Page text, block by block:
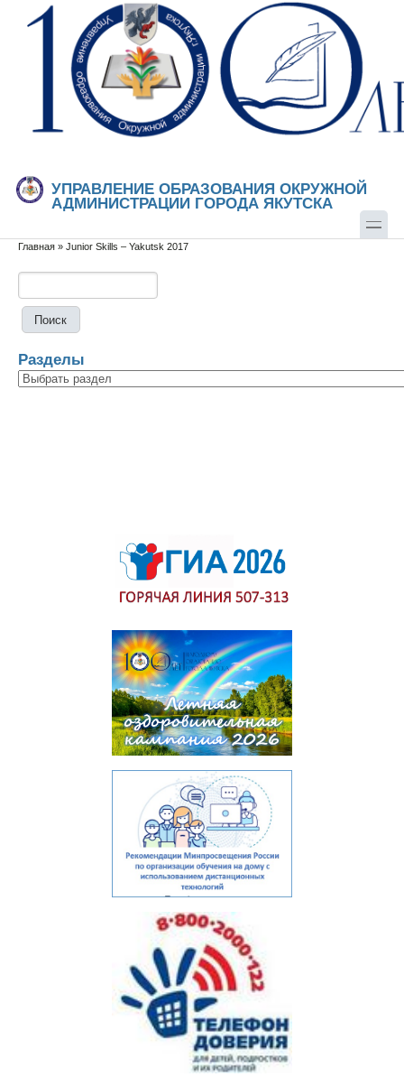
Перейти к основному содержанию
Skip to search
УПРАВЛЕНИЕ ОБРАЗОВАНИЯ ОКРУЖНОЙ
АДМИНИСТРАЦИИ ГОРОДА ЯКУТСКА
Вы здесь
Главная » Junior Skills – Yakutsk 2017
Разделы